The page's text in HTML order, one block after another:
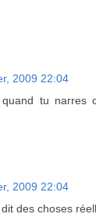
2009 22:04
tu narres
2009 22:04
des choses